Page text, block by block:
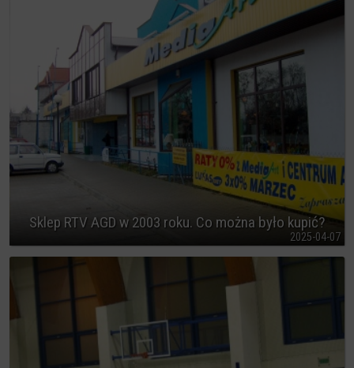
Sklep RTV AGD w 2003 roku. Co można było kupić?
2025-04-07